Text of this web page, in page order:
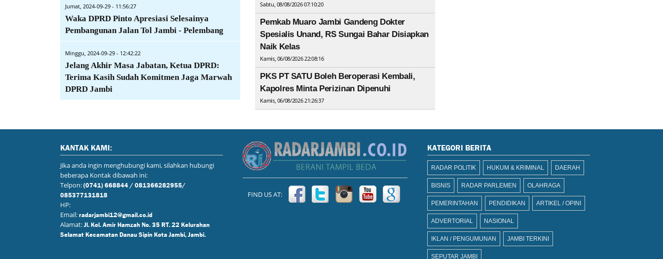
Jumat, 2024-09-29 - 11:56:27
Waka DPRD Pinto Apresiasi Selesainya
Pembangunan Jalan Tol Jambi - Pelembang
Minggu, 2024-09-29 - 12:42:22
Jelang Akhir Masa Jabatan, Ketua DPRD:
Terima Kasih Sudah Komitmen Jaga Marwah
DPRD Jambi
Sabtu, 08/08/2026 07:10:20
Pemkab Muaro Jambi Gandeng Dokter
Spesialis Unand, RS Sungai Bahar Disiapkan
Naik Kelas
Kamis, 06/08/2026 22:08:16
PKS PT SATU Boleh Beroperasi Kembali,
Kapolres Minta Perizinan Dipenuhi
Kamis, 06/08/2026 21:26:37
KANTAK KAMI:
Jika anda ingin menghubungi kami, silahkan hubungi
beberapa Kontak dibawah ini:
Telpon: (0741) 668844 / 081366282955/
085377131818
HP:
Email: radarjambi12@gmail.co.id
Alamat: Jl. Kol. Amir Hamzah No. 35 RT. 22 Kelurahan
Selamat Kecamatan Danau Sipin Kota Jambi, Jambi.
FIND US AT:
KATEGORI BERITA
RADAR POLITIK HUKUM & KRIMINAL DAERAH
BISNIS RADAR PARLEMEN OLAHRAGA
PEMERINTAHAN PENDIDIKAN ARTIKEL / OPINI
ADVERTORIAL NASIONAL
IKLAN / PENGUMUNAN JAMBI TERKINI
SEPUTAR JAMBI